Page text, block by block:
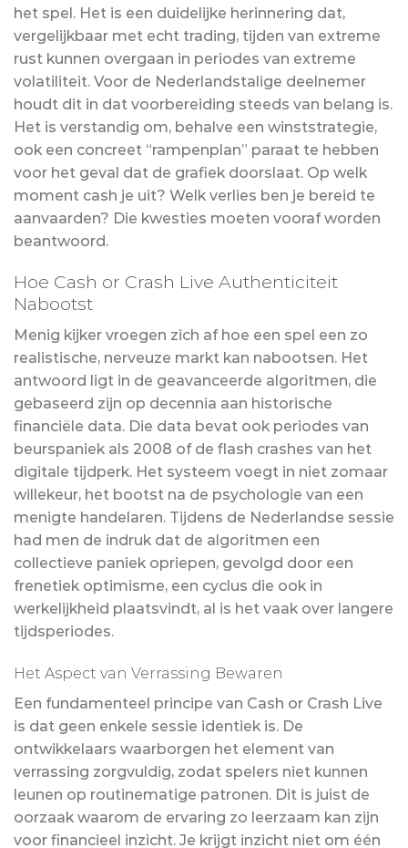
het spel. Het is een duidelijke herinnering dat,
vergelijkbaar met echt trading, tijden van extreme
rust kunnen overgaan in periodes van extreme
volatiliteit. Voor de Nederlandstalige deelnemer
houdt dit in dat voorbereiding steeds van belang is.
Het is verstandig om, behalve een winststrategie,
ook een concreet “rampenplan” paraat te hebben
voor het geval dat de grafiek doorslaat. Op welk
moment cash je uit? Welk verlies ben je bereid te
aanvaarden? Die kwesties moeten vooraf worden
beantwoord.
Hoe Cash or Crash Live Authenticiteit
Nabootst
Menig kijker vroegen zich af hoe een spel een zo
realistische, nerveuze markt kan nabootsen. Het
antwoord ligt in de geavanceerde algoritmen, die
gebaseerd zijn op decennia aan historische
financiële data. Die data bevat ook periodes van
beurspaniek als 2008 of de flash crashes van het
digitale tijdperk. Het systeem voegt in niet zomaar
willekeur, het bootst na de psychologie van een
menigte handelaren. Tijdens de Nederlandse sessie
had men de indruk dat de algoritmen een
collectieve paniek opriepen, gevolgd door een
frenetiek optimisme, een cyclus die ook in
werkelijkheid plaatsvindt, al is het vaak over langere
tijdsperiodes.
Het Aspect van Verrassing Bewaren
Een fundamenteel principe van Cash or Crash Live
is dat geen enkele sessie identiek is. De
ontwikkelaars waarborgen het element van
verrassing zorgvuldig, zodat spelers niet kunnen
leunen op routinematige patronen. Dit is juist de
oorzaak waarom de ervaring zo leerzaam kan zijn
voor financieel inzicht. Je krijgt inzicht niet om één